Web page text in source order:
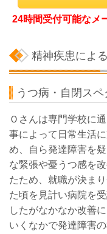
24時間受付可能なメ
精神疾患によ
うつ病・自閉ス
Ｏさんは専門学校に
事によって日常生活
め、自ら発達障害を
な緊張や憂うつ感を
たため、就職が決ま
た頃を見計い病院を
したがなかなか改善
いくなかで発達障害